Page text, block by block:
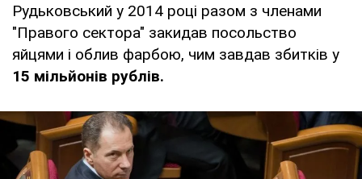
Рудьковський у 2014 році разом з членами
"Правого сектора" закидав посольство
яйцями і облив фарбою, чим завдав збитків у
15 мільйонів рублів.